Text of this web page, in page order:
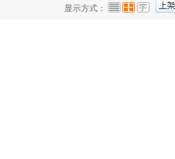
显示方式：